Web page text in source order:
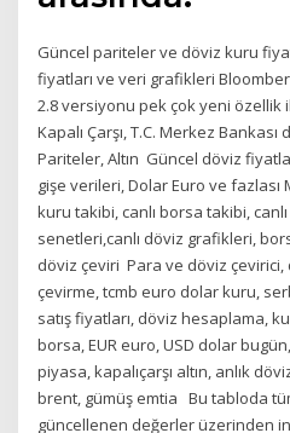
Güncel pariteler ve döviz kuru
fiyatları ve veri grafikleri
2.8 versiyonu pek çok yeni özellik
Kapalı Çarşı, T.C. Merkez Bankası
Pariteler, Altın Güncel döviz
gişe verileri, Dolar Euro ve fazlası
kuru takibi, canlı borsa takibi,
senetleri,canlı döviz grafikleri,
döviz çeviri Para ve döviz
çevirme, tcmb euro dolar kuru,
satış fiyatları, döviz hesaplama,
borsa, EUR euro, USD dolar
piyasa, kapalıçarşı altın, anlık
brent, gümüş emtia Bu tabloda
güncellenen değerler üzerinden